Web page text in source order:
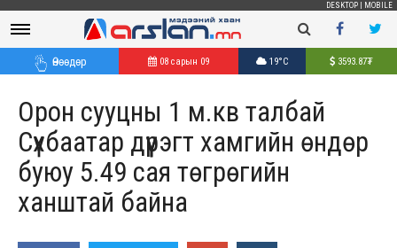
DESKTOP MOBILE
Өнөөдөр 08 сарын 09 19°C 3593.87₮
Орон сууцны 1 м.кв талбай
Сүхбаатар дүүрэгт хамгийн өндөр
буюу 5.49 сая төгрөгийн
ханштай байна